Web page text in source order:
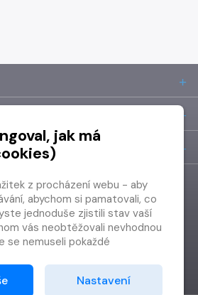
jak má
z procházení webu - aby
abychom si pamatovali, co
jednoduše zjistili stav vaší
vás neobtěžovali nevhodnou
se nemuseli pokaždé
souhlas seNastavení